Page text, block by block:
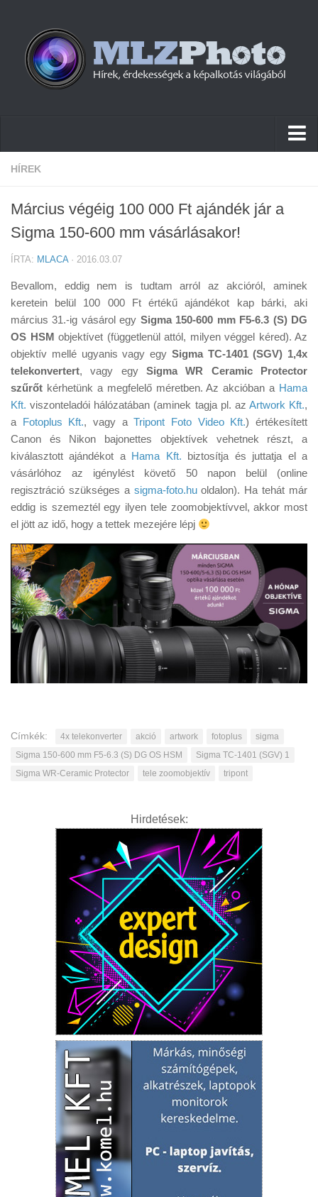
Hírek
Cikkek
Szoftver
Tudástár
Tanácsok
Érdekességek
Helyszíni Riport
E-BB
HÍREK
Március végéig 100 000 Ft ajándék jár a
Sigma 150-600 mm vásárlásakor!
ÍRTA: MLACA· 2016.03.07
Bevallom, eddig nem is tudtam arról az akcióról, aminek
keretein belül 100 000 Ft értékű ajándékot kap bárki, aki
március 31.-ig vásárol egy Sigma 150-600 mm F5-6.3 (S) DG
OS HSM objektívet (függetlenül attól, milyen véggel kéred). Az
objektív mellé ugyanis vagy egy Sigma TC-1401 (SGV) 1,4x
telekonvertert, vagy egy Sigma WR Ceramic Protector
szűrőt kérhetünk a megfelelő méretben. Az akcióban a Hama
Kft. viszonteladói hálózatában (aminek tagja pl. az Artwork Kft.,
a Fotoplus Kft., vagy aTripont Foto Video Kft.) értékesített
Canon és Nikon bajonettes objektívek vehetnek részt, a
kiválasztott ajándékot a Hama Kft. biztosítja és juttatja el a
vásárlóhoz az igénylést követő 50 napon belül (online
regisztráció szükséges a sigma-foto.huoldalon). Ha tehát már
eddig is szemeztél egy ilyen tele zoomobjektívvel, akkor most
el jött az idő, hogy a tettek mezejére lépj
Címkék: 4x telekonverter akció artwork fotoplus
sigma
Sigma 150-600 mm F5-6.3 (S) DG OS HSM
Sigma TC-1401 (SGV) 1
Sigma WR-Ceramic Protector
tele zoomobjektív tripont
Hirdetések: